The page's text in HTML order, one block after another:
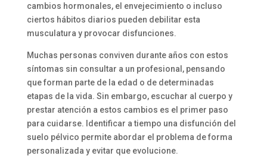
cambios hormonales, el envejecimiento o incluso
ciertos hábitos diarios pueden debilitar esta
musculatura y provocar disfunciones.
Muchas personas conviven durante años con estos
síntomas sin consultar a un profesional, pensando
que forman parte de la edad o de determinadas
etapas de la vida. Sin embargo, escuchar al cuerpo y
prestar atención a estos cambios es el primer paso
para cuidarse. Identificar a tiempo una disfunción del
suelo pélvico permite abordar el problema de forma
personalizada y evitar que evolucione.